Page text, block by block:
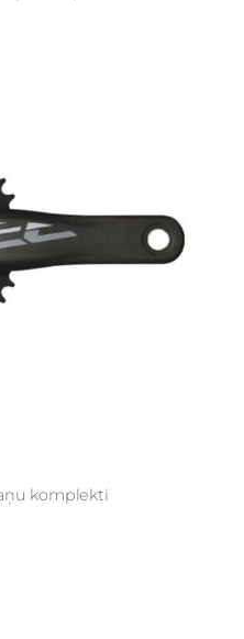
komplekti